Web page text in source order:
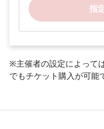
指
※主催者の設定によって
でもチケット購入が可能